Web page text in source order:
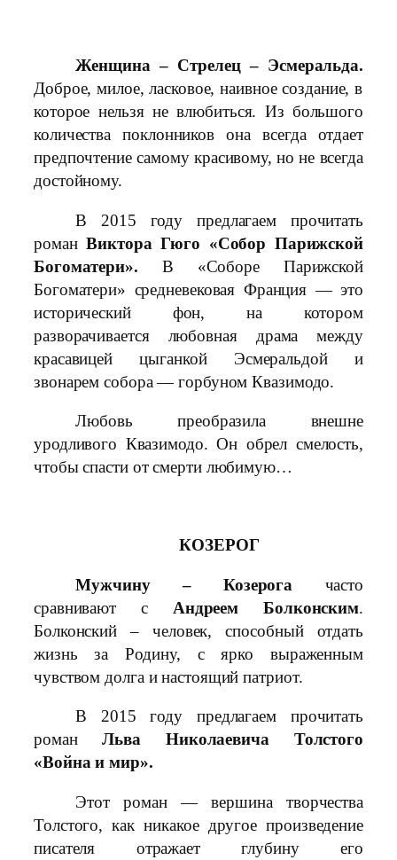
Женщина – Стрелец – Эсмеральда.
Доброе, милое, ласковое, наивное создание, в
которое нельзя не влюбиться. Из большого
количества поклонников она всегда отдает
предпочтение самому красивому, но не всегда
достойному.
В 2015 году предлагаем прочитать
романВиктора Гюго «Собор Парижской
Богоматери». В «Соборе Парижской
Богоматери» средневековая Франция — это
исторический фон, на котором
разворачивается любовная драма между
красавицей цыганкой Эсмеральдой и
звонарем собора — горбуном Квазимодо.
Любовь преобразила внешне
уродливого Квазимодо. Он обрел смелость,
чтобы спасти от смерти любимую…
КОЗЕРОГ
Мужчину – Козерога часто
сравнивают с Андреем Болконским.
Болконский – человек, способный отдать
жизнь за Родину, с ярко выраженным
чувством долга и настоящий патриот.
В 2015 году предлагаем прочитать
романЛьва Николаевича Толстого
«Война и мир».
Этот роман — вершина творчества
Толстого, как никакое другое произведение
писателя отражает глубину его